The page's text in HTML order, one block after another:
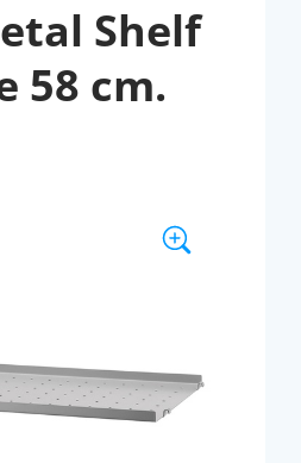
Shelf
58 cm.